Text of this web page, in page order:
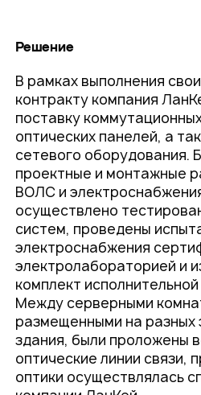
Решение
В рамках выполнения
контракту компания
поставку
оптических панелей, а
сетевого оборудования.
проектные и монтажные
ВОЛС и
осуществлено
систем, проведены
электроснабжения
электролабораторией и
комплект
Между серверными
размещенными на разных
здания, были проложены
оптические линии связи,
оптики осуществлялась